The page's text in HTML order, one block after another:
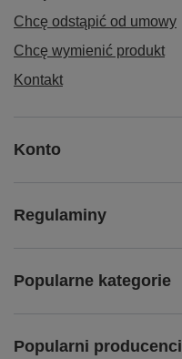
Chcę odstąpić od umowy
Chcę wymienić produkt
Kontakt
Konto
Regulaminy
Popularne kategorie
Popularni producenci